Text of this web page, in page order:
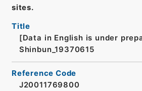
sites.
Title
[Data in English is under
Shinbun_19370615
Reference Code
J20011769800